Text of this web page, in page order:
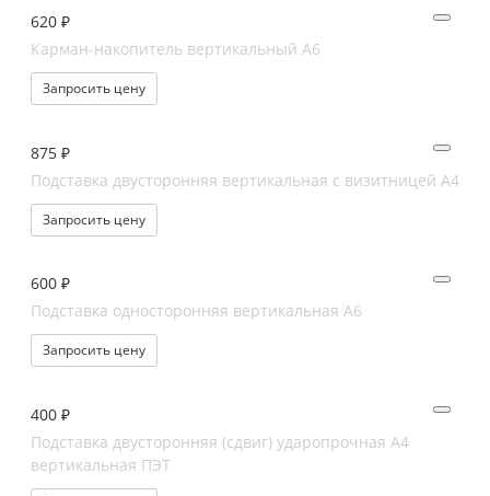
620 ₽
Карман-накопитель вертикальный А6
Запросить цену
875 ₽
Подставка двусторонняя вертикальная с визитницей А4
Запросить цену
600 ₽
Подставка односторонняя вертикальная А6
Запросить цену
400 ₽
Подставка двусторонняя (сдвиг) ударопрочная А4
вертикальная ПЭТ